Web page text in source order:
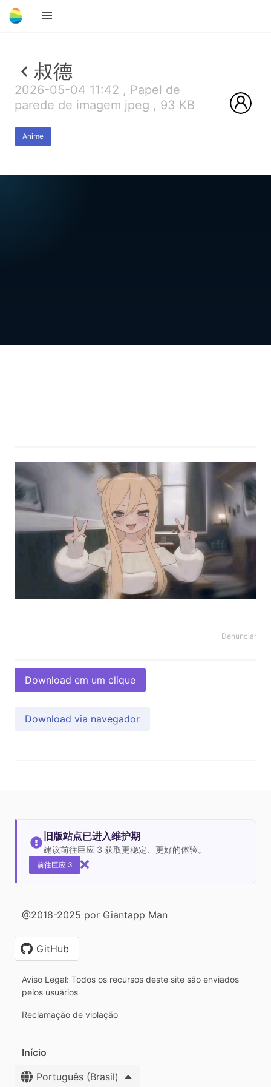
叔德
2026-05-04 11:42 , Papel de
parede de imagem jpeg , 93 KB
Anime
Denunciar
Download em um clique
Download via navegador
旧版站点已进入维护期
建议前往巨应 3 获取更稳定、更好的体验。
前往巨应 3
@2018-2025 por Giantapp Man
GitHub
Aviso Legal: Todos os recursos deste site são enviados
pelos usuários
Reclamação de violação
Início
Português (Brasil)